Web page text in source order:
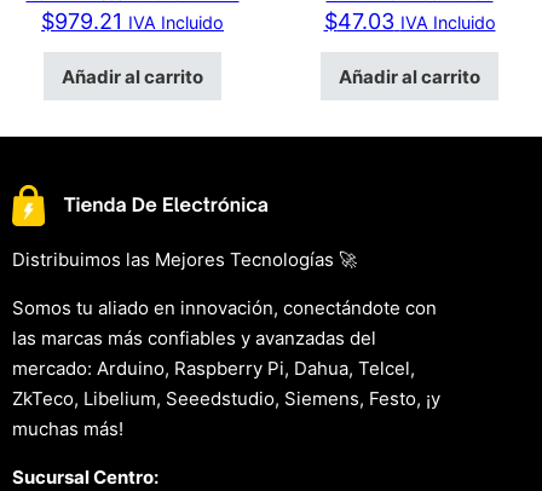
$979.21 IVA Incluido
Añadir al carrito
$47.03 IVA Incluido
Añadir al carrito
Distribuimos las Mejores Tecnologías 🚀
Somos tu aliado en innovación, conectándote con
las marcas más confiables y avanzadas del
mercado: Arduino, Raspberry Pi, Dahua, Telcel,
ZkTeco, Libelium, Seeedstudio, Siemens, Festo, ¡y
muchas más!
Sucursal Centro: